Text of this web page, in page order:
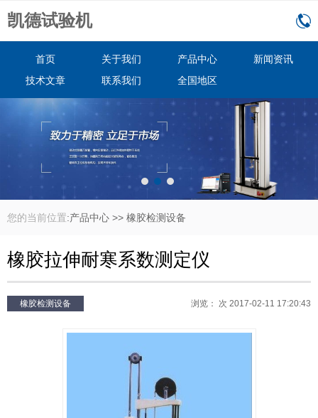
凯德试验机
首页 关于我们 产品中心
新闻资讯
技术文章
联系我们 全国地区
您的当前位置:产品中心 >> 橡胶检测设备
橡胶拉伸耐寒系数测定仪
橡胶检测设备 浏览： 次 2017-02-11 17:20:43